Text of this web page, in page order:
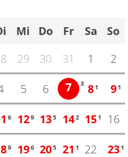
Mi Do Fr Sa
So
29 30 31 1 2
5 6 7 3 81 91
6 129 135 142 151 16
9 196 205 21 1 22 231